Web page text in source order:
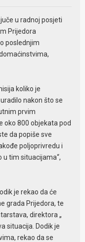
u radnoj posjeti
Prijedora
poslednjim
koliko je
nakon što se
prvim
oko 800 objekata pod
da popiše sve
poljoprivredu i
u tim situacijama“,
je rekao da će
grada Prijedora, te
direktora „
situacija. Dodik je
rekao da se